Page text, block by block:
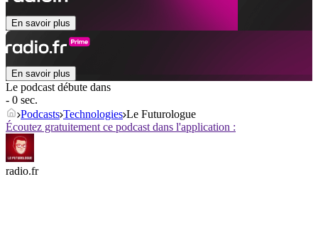
En savoir plus
En savoir plus
Le podcast débute dans
- 0 sec.
Podcasts Technologies Le Futurologue
Écoutez gratuitement ce podcast dans l'application :
radio.fr